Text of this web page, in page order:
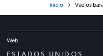
Inicio Vuelos
Web
ESTADOS UNIDOS